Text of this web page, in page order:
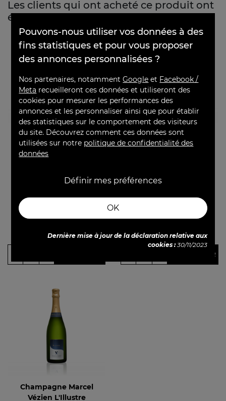
Les clients qui ont acheté ce produit ont
également acheté...
Champagne
Monmarthe Privilège
Premier Cru
75cl
Champagne Charles
Mignon Premier Cru
Prix de base
40,80 €
AJOUTER
Champagne Marcel
Vézien L'Illustre
Pouvons-nous utiliser vos données à des
fins statistiques et pour vous proposer
des annonces personnalisées ?
Nos partenaires, notammentGoogle et Facebook /
Meta recueilleront ces données et utiliseront des
cookies pour mesurer les performances des
annonces et les personnaliser ainsi que pour établir
des statistiques sur le comportement des visiteurs
du site. Découvrez comment ces données sont
utilisées sur notre politique de confidentialité des
données
OK
Définir mes préférences
Dernière mise à jour de la déclaration relative aux
cookies :30/11/2023